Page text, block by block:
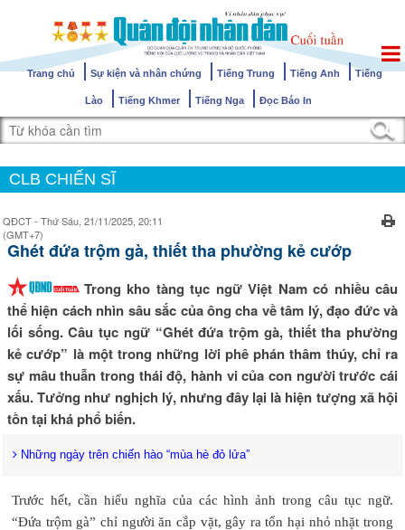
Trang chủ Sự kiện và nhân chứng Tiếng Trung Tiếng Anh Tiếng
Lào Tiếng Khmer Tiếng Nga Đọc Báo In
CLB CHIẾN SĨ
QĐCT - Thứ Sáu, 21/11/2025, 20:11
(GMT+7)
Ghét đứa trộm gà, thiết tha phường kẻ cướp
Trong kho tàng tục ngữ Việt Nam có nhiều câu
thể hiện cách nhìn sâu sắc của ông cha về tâm lý, đạo đức và
lối sống. Câu tục ngữ “Ghét đứa trộm gà, thiết tha phường
kẻ cướp” là một trong những lời phê phán thâm thúy, chỉ ra
sự mâu thuẫn trong thái độ, hành vi của con người trước cái
xấu. Tưởng như nghịch lý, nhưng đây lại là hiện tượng xã hội
tồn tại khá phổ biến.
Những ngày trên chiến hào “mùa hè đỏ lửa”
Trước hết, cần hiểu nghĩa của các hình ảnh trong câu tục ngữ.
“Đứa trộm gà” chỉ người ăn cắp vặt, gây ra tổn hại nhỏ nhặt trong